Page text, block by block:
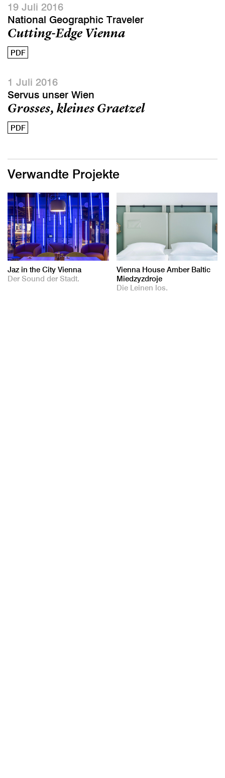
19 Juli 2016
National Geographic Traveler
Cutting-Edge Vienna
PDF
1 Juli 2016
Servus unser Wien
Grosses, kleines Graetzel
PDF
Verwandte Projekte
Jaz in the City Vienna
Der Sound der Stadt.
Vienna House Amber Baltic
Miedzyzdroje
Die Leinen los.